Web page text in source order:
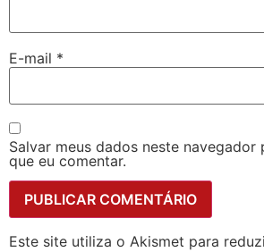
E-mail *
Salvar meus dados neste navegador
que eu comentar.
Este site utiliza o Akismet para